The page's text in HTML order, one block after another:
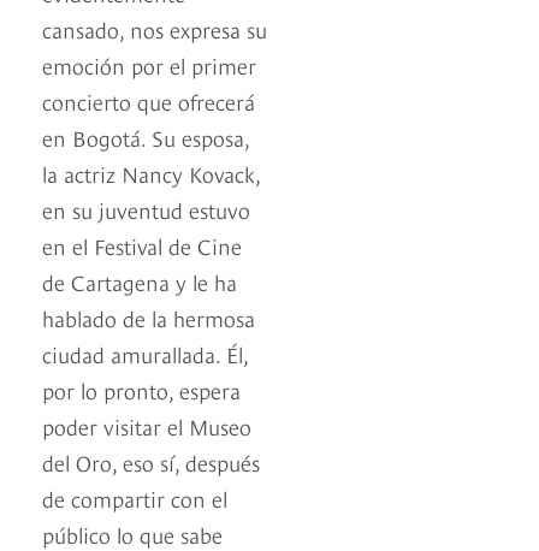
cansado, nos expresa su
emoción por el primer
concierto que ofrecerá
en Bogotá. Su esposa,
la actriz Nancy Kovack,
en su juventud estuvo
en el Festival de Cine
de Cartagena y le ha
hablado de la hermosa
ciudad amurallada. Él,
por lo pronto, espera
poder visitar el Museo
del Oro, eso sí, después
de compartir con el
público lo que sabe